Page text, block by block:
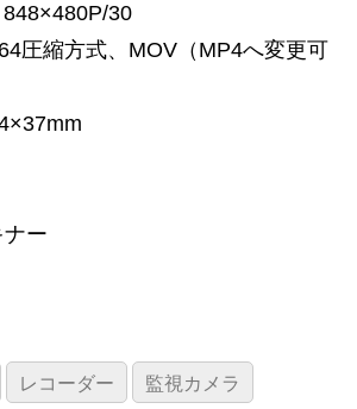
30
圧縮方式、MOV（MP4へ変更可
ー
レコーダー 監視カメラ